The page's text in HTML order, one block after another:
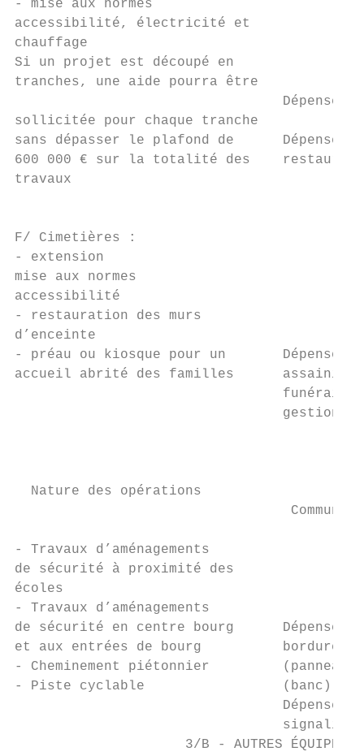
- mise aux normes
accessibilité, électricité et
chauffage
Si un projet est découpé en
tranches, une aide pourra être
Dépenses
sollicitée pour chaque tranche
sans dépasser le plafond de
600 000 € sur la totalité des
travaux
F/ Cimetières :
- extension
mise aux normes
accessibilité
- restauration des murs
d’enceinte
- préau ou kiosque pour un
accueil abrité des familles
gestion,
Nature des opérations
- Travaux d’aménagements
de sécurité à proximité des
écoles
- Travaux d’aménagements
de sécurité en centre bourg
et aux entrées de bourg
- Cheminement piétonnier
- Piste cyclable                 (banc),
Dépenses
3/B - AUTRES